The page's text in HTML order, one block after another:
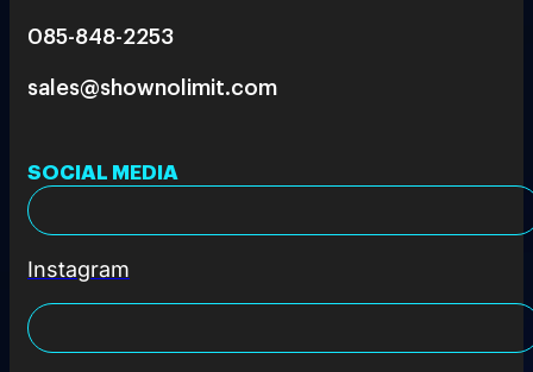
085-848-2253
sales@shownolimit.com
SOCIAL MEDIA
Instagram